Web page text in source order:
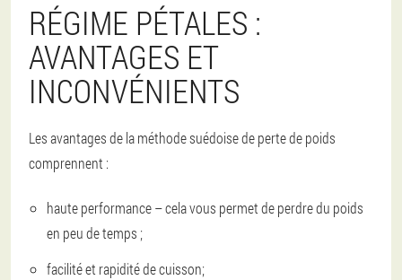
RÉGIME PÉTALES :
AVANTAGES ET
INCONVÉNIENTS
Les avantages de la méthode suédoise de perte de poids
comprennent :
haute performance – cela vous permet de perdre du poids
en peu de temps ;
facilité et rapidité de cuisson;